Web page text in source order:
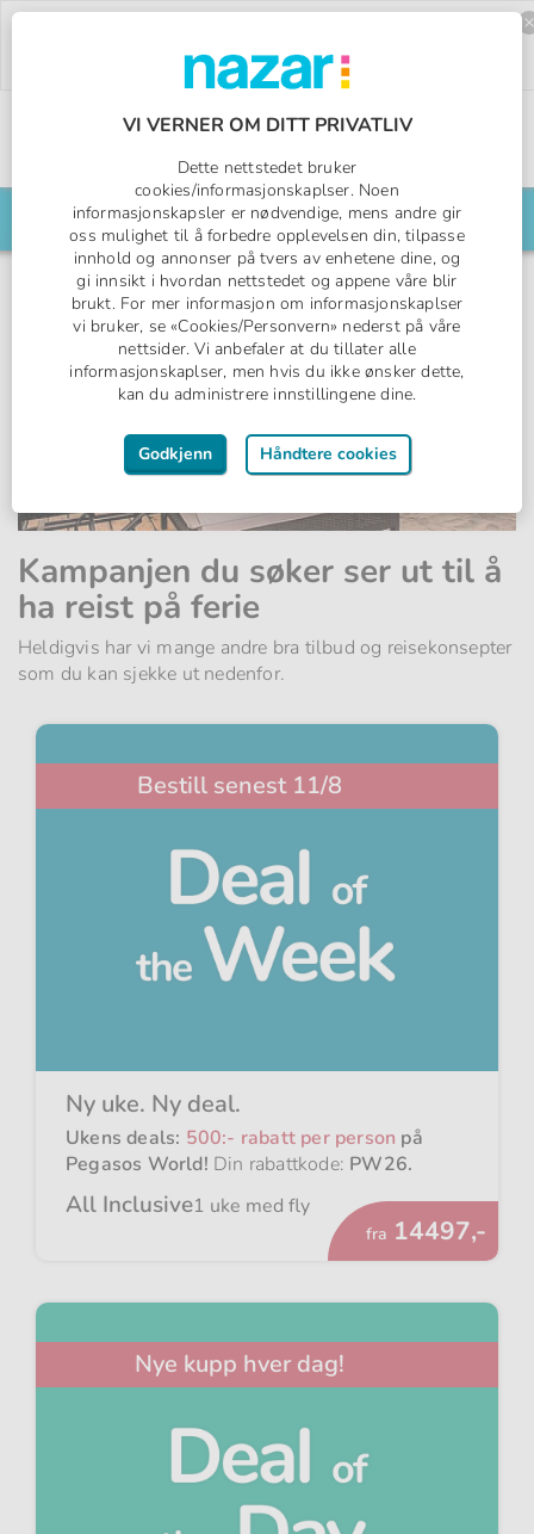
Bruk rabattkoden:PW26.
Nazar logo
Norges All Inclusive-spesialist
Søk din reise her
Kampanjen du søker ser ut til å
ha reist på ferie
Heldigvis har vi mange andre bra tilbud og reisekonsepter
som du kan sjekke ut nedenfor.
Bestill senest 11/8
Ny uke. Ny deal.
Ukens deals: 500:- rabatt per person på
Pegasos World! Din rabattkode: PW26.
All Inclusive1 uke med fly
fra Fra
14497,-
Nye kupp hver dag!
VI VERNER OM DITT PRIVATLIV
Dette nettstedet bruker
cookies/informasjonskaplser. Noen
informasjonskapsler er nødvendige, mens andre gir
oss mulighet til å forbedre opplevelsen din, tilpasse
innhold og annonser på tvers av enhetene dine, og
gi innsikt i hvordan nettstedet og appene våre blir
brukt. For mer informasjon om informasjonskaplser
vi bruker, se «Cookies/Personvern» nederst på våre
nettsider. Vi anbefaler at du tillater alle
informasjonskaplser, men hvis du ikke ønsker dette,
kan du administrere innstillingene dine.
Godkjenn Håndtere cookies